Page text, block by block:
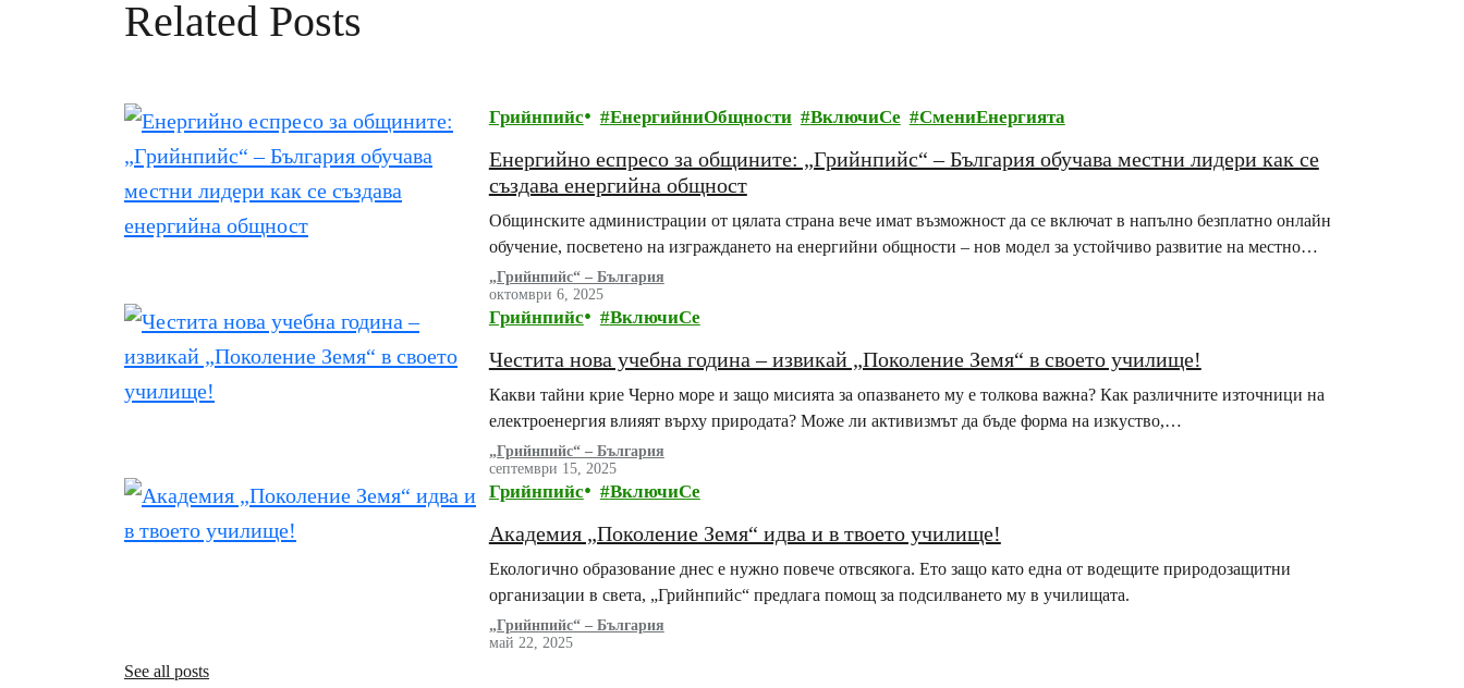
Related Posts
Грийнпийс ЕнергийниОбщности ВключиСе СмениЕнергията
Енергийно еспресо за общините: „Грийнпийс“ – България обучава местни лидери как се
създава енергийна общност
Общинските администрации от цялата страна вече имат възможност да се включат в напълно безплатно онлайн
обучение, посветено на изграждането на енергийни общности – нов модел за устойчиво развитие на местно…
„Грийнпийс“ – България
октомври 6, 2025
Грийнпийс ВключиСе
Честита нова учебна година – извикай „Поколение Земя“ в своето училище!
Какви тайни крие Черно море и защо мисията за опазването му е толкова важна? Как различните източници на
електроенергия влияят върху природата? Може ли активизмът да бъде форма на изкуство,…
„Грийнпийс“ – България
септември 15, 2025
Грийнпийс ВключиСе
Академия „Поколение Земя“ идва и в твоето училище!
Екологично образование днес е нужно повече отвсякога. Ето защо като една от водещите природозащитни
организации в света, „Грийнпийс“ предлага помощ за подсилването му в училищата.
„Грийнпийс“ – България
май 22, 2025
See all posts